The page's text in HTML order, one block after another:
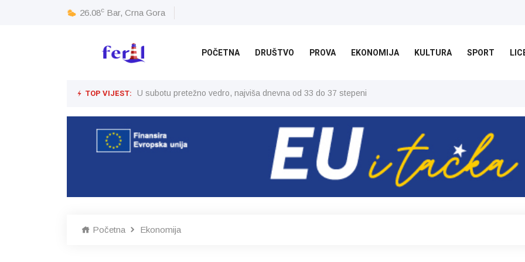
26.08c Bar, Crna Gora
POČETNA DRUŠTVO PROVA EKONOMIJA KULTURA SPORT
TOP VIJEST: U subotu pretežno vedro, najviša dnevna od 33 do 37 stepeni
Početna Ekonomija